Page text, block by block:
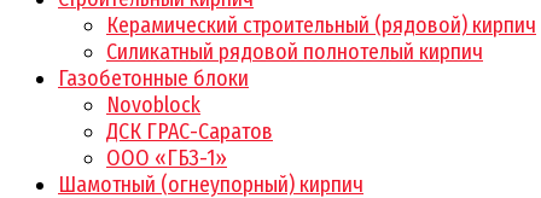
Керамический строительный (рядовой) кирпич
Силикатный рядовой полнотелый кирпич
Газобетонные блоки
Novoblock
ДСК ГРАС-Саратов
ООО «ГБЗ-1»
Шамотный (огнеупорный) кирпич